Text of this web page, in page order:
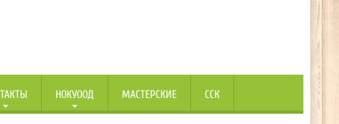
НОКУООД МАСТЕРСКИЕ ССК